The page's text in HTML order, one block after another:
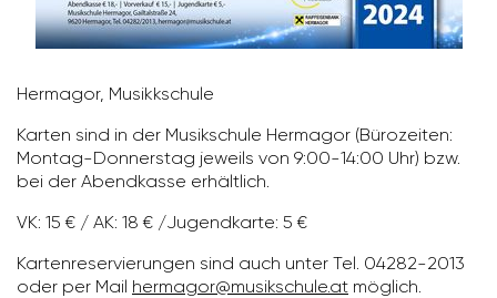
Hermagor, Musikkschule
Karten sind in der Musik­schule Hermagor (Büro­zeiten:
Montag-Donnerstag jeweils von 9:00-14:00 Uhr) bzw.
bei der Abend­kasse erhält­lich.
VK: 15 € / AK: 18 € /Jugend­karte: 5 €
Karten­re­ser­vie­rungen sind auch unter Tel. 04282-2013
oder per Mail hermagor@musik­schule.at möglich.